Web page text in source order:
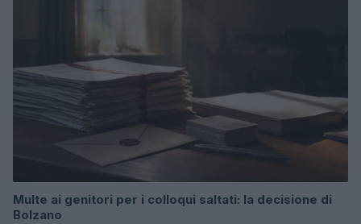
Multe ai genitori per i colloqui saltati: la decisione di
Bolzano